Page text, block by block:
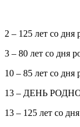
2 – 125 лет со
3 – 80 лет со
10 – 85 лет со
13 – ДЕНЬ
13 – 125 лет со